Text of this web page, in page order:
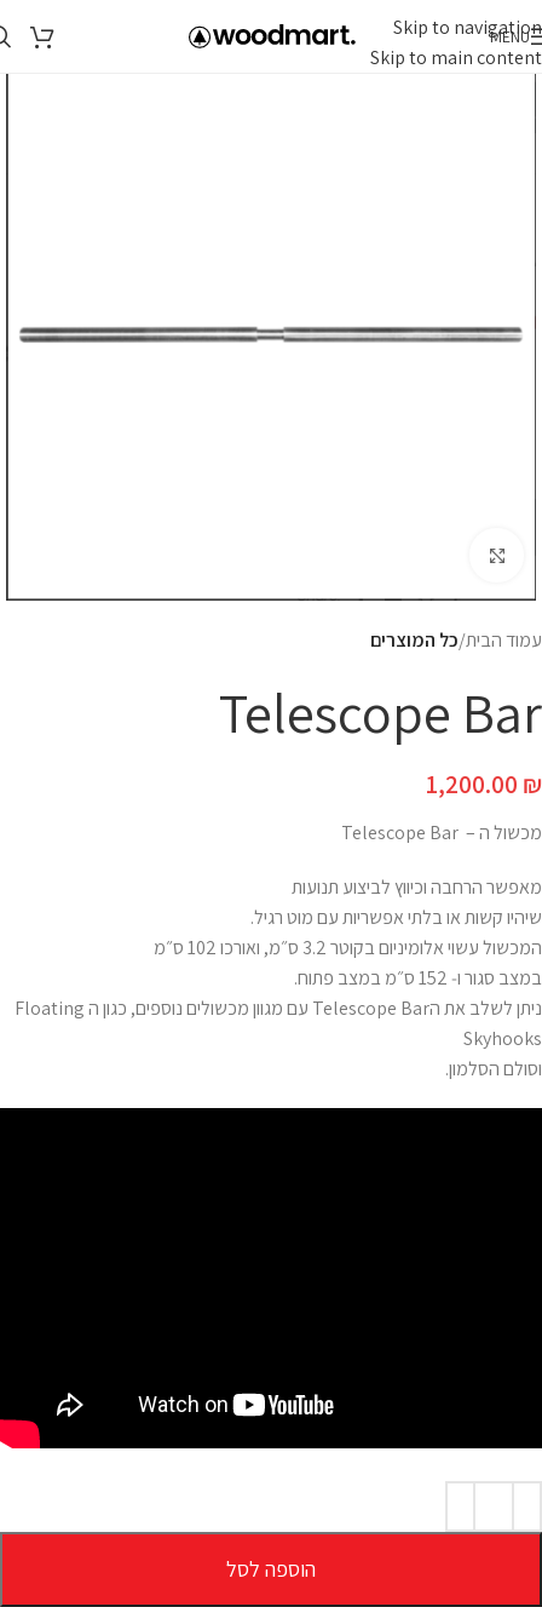
Skip to navigation
Skip to main content
MENU
עמוד הבית כל המוצרים
Telescope Bar
1,200.00 ₪
מכשול ה – Telescope Bar
מאפשר הרחבה וכיווץ לביצוע תנועות
שיהיו קשות או בלתי אפשריות עם מוט רגיל.
המכשול עשוי אלומיניום בקוטר 3.2 ס״מ, ואורכו 102 ס״מ
במצב סגור ו‑ 152 ס״מ במצב פתוח.
ניתן לשלב את הTelescope Bar עם מגוון מכשולים נוספים, כגון ה Floating
Skyhooks
וסולם הסלמון.
הוספה לסל